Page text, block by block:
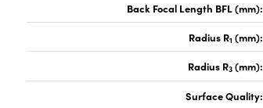
Back Focal Length BFL (mm):
Radius R1 (mm):
Radius R3 (mm):
Surface Quality: